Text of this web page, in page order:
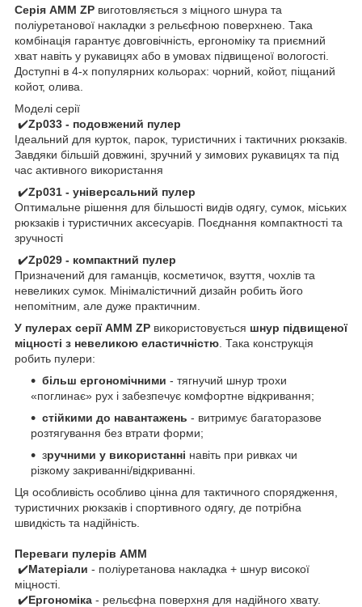
Серія AMM ZP виготовляється з міцного шнура та
поліуретанової накладки з рельєфною поверхнею. Така
комбінація гарантує довговічність, ергономіку та приємний
хват навіть у рукавицях або в умовах підвищеної вологості.
Доступні в 4-х популярних кольорах: чорний, койот, піщаний
койот, олива.
Моделі серії
✔️Zp033 - подовжений пулер
Ідеальний для курток, парок, туристичних і тактичних рюкзаків.
Завдяки більшій довжині, зручний у зимових рукавицях та під
час активного використання
✔️Zp031 - універсальний пулер
Оптимальне рішення для більшості видів одягу, сумок, міських
рюкзаків і туристичних аксесуарів. Поєднання компактності та
зручності
✔️Zp029 - компактний пулер
Призначений для гаманців, косметичок, взуття, чохлів та
невеликих сумок. Мінімалістичний дизайн робить його
непомітним, але дуже практичним.
У пулерах серії AMM ZP використовується шнур підвищеної
міцності з невеликою еластичністю . Така конструкція
робить пулери:
більш ергономічними - тягнучий шнур трохи
«поглинає» рух і забезпечує комфортне відкривання;
стійкими до навантажень - витримує багаторазове
розтягування без втрати форми;
зручними у використанні навіть при ривках чи
різкому закриванні/відкриванні.
Ця особливість особливо цінна для тактичного спорядження,
туристичних рюкзаків і спортивного одягу, де потрібна
швидкість та надійність.
Переваги пулерів AMM
✔️Матеріали - поліуретанова накладка + шнур високої
міцності.
✔️Ергономіка - рельєфна поверхня для надійного хвату.